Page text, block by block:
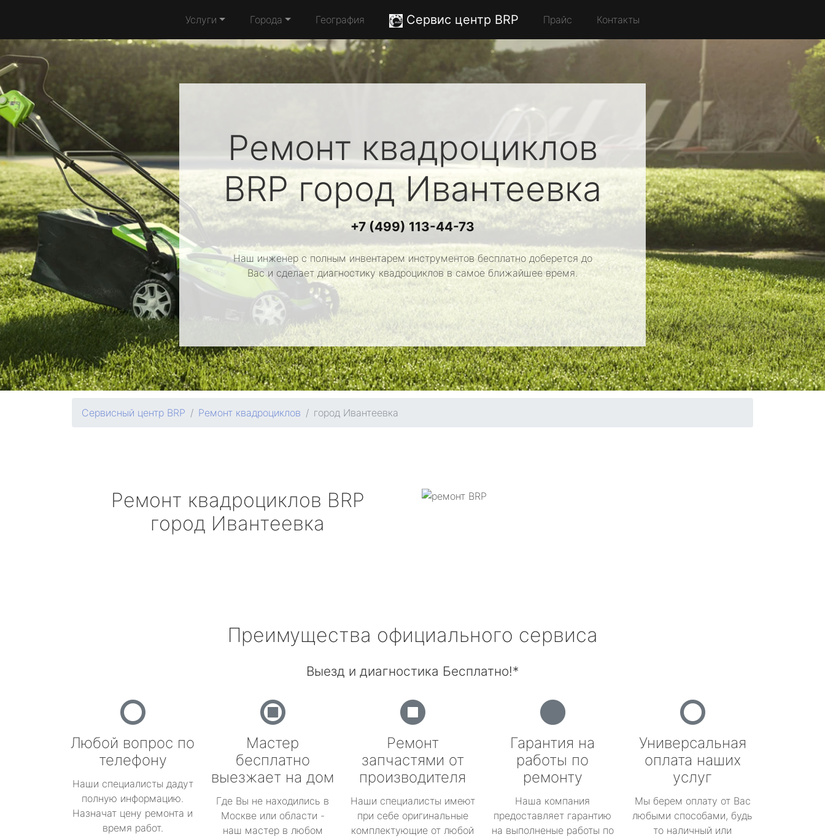
Услуги Города География Сервис центр BRP Прайс Контакты
Ремонт квадроциклов
BRPгород Ивантеевка
+7 (499) 113-44-73
Наш инженер с полным инвентарем инструментов бесплатно доберется до
Вас и сделает диагностику квадроциклов в самое ближайшее время.
Сервисный центр BRP Ремонт квадроциклов город Ивантеевка
Ремонт квадроциклов BRP
город Ивантеевка
Преимущества официального сервиса
Выезд и диагностика Бесплатно!*
Любой вопрос по
телефону
Наши специалисты дадут
полную информацию.
Назначат цену ремонта и
время работ.
Мастер
бесплатно
выезжает на дом
Где Вы не находились в
Москве или области -
наш мастер в любом
Ремонт
запчастями от
производителя
Наши специалисты имеют
при себе оригинальные
комплектующие от любой
Гарантия на
работы по
ремонту
Наша компания
предоставляет гарантию
на выполненые работы по
Универсальная
оплата наших
услуг
Мы берем оплату от Вас
любыми способами, будь
то наличный или